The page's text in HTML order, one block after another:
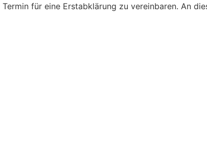
für eine Erstabklärung zu vereinbaren. An